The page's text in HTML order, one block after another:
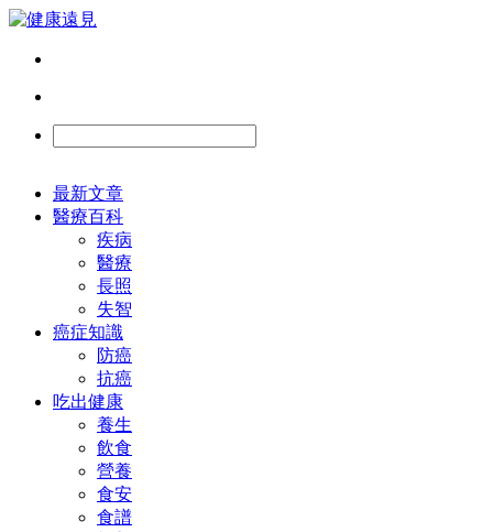
最新文章
醫療百科
疾病
醫療
長照
失智
癌症知識
防癌
抗癌
吃出健康
養生
飲食
營養
食安
食譜